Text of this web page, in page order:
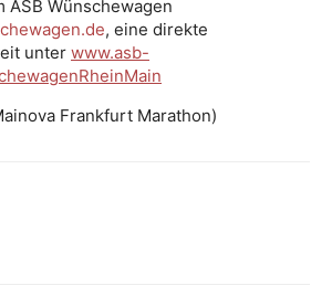
ASB Wünschewagen
, eine direkte
unter www.asb-
Frankfurt Marathon)